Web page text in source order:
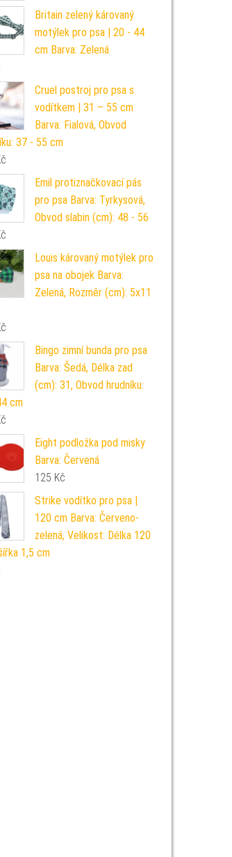
Britain zelený károvaný
motýlek pro psa | 20 - 44
cm Barva: Zelená
Cruel postroj pro psa s
vodítkem | 31 – 55 cm
Barva: Fialová, Obvod
37 - 55 cm
Emil protiznačkovací pás
pro psa Barva: Tyrkysová,
Obvod slabin (cm): 48 - 56
Louis károvaný motýlek pro
psa na obojek Barva:
Zelená, Rozměr (cm): 5x11
Bingo zimní bunda pro psa
Barva: Šedá, Délka zad
(cm): 31, Obvod hrudníku:
cm
Eight podložka pod misky
Barva: Červená
125 Kč
Strike vodítko pro psa |
120 cm Barva: Červeno-
zelená, Velikost: Délka 120
1,5 cm